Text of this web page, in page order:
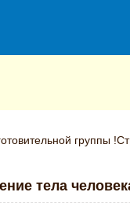
группы
тела